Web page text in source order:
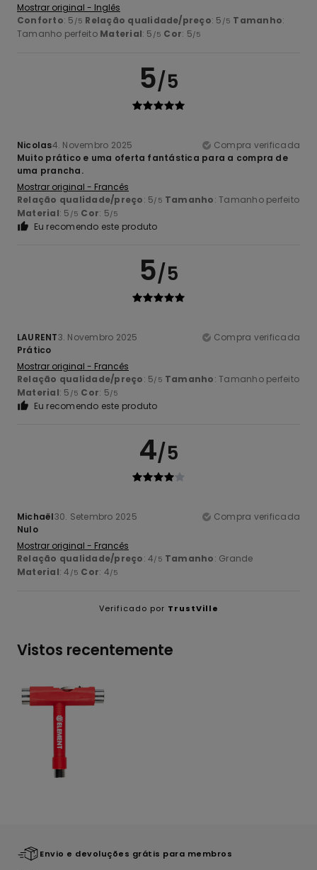
Mostrar original - Inglês
Conforto: 5 /5 Relação qualidade/preço: 5 /5 Tamanho:
Tamanho perfeito Material: 5 /5 Cor: 5/5
5/5
Nicolas4. Novembro 2025
Compra verificada
Muito prático e uma oferta fantástica para a compra de
uma prancha.
Mostrar original - Francês
Relação qualidade/preço: 5/5 Tamanho: Tamanho perfeito
Material: 5 /5 Cor: 5/5
Eu recomendo este produto
5/5
LAURENT3. Novembro 2025
Compra verificada
Prático
Mostrar original - Francês
Relação qualidade/preço: 5/5 Tamanho: Tamanho perfeito
Material: 5 /5 Cor: 5/5
Eu recomendo este produto
4/5
Michaël30. Setembro 2025
Compra verificada
Nulo
Mostrar original - Francês
Relação qualidade/preço: 4/5 Tamanho: Grande
Material: 4 /5 Cor: 4/5
Verificado por TrustVille
Vistos recentemente
Envio e devoluções grátis para membros